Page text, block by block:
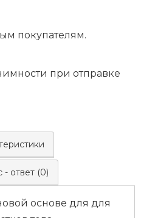
покупателям.
при отправке
- ответ (0)
основе для для